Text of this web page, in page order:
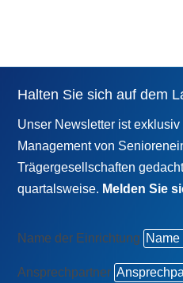
Halten Sie sich auf dem
Unser Newsletter ist exklusiv
Management von
Trägergesellschaften
quartalsweise. Melden Sie
Name der Einrichtung
Ansprechpartner